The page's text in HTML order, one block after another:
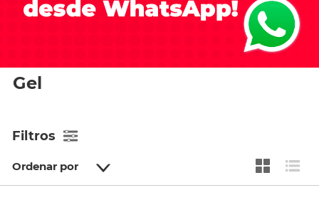
Gel
Filtros
Ordenar por